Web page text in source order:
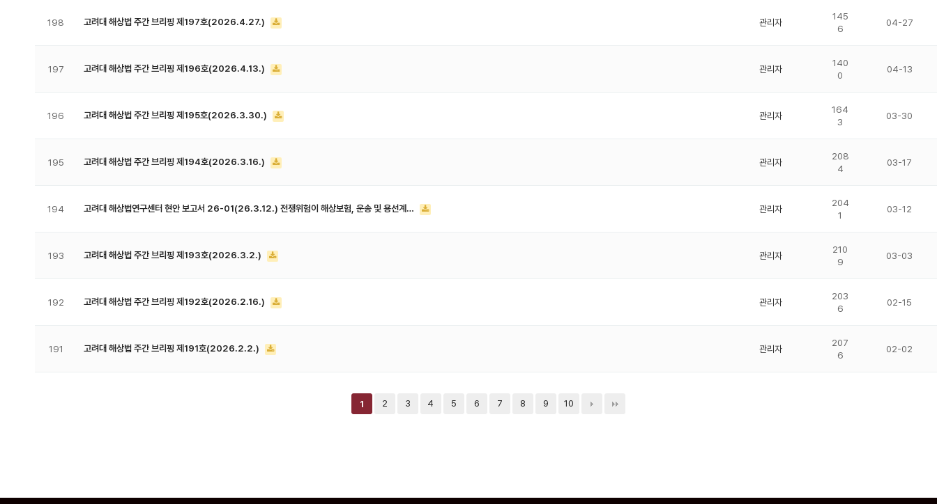
198 고려대 해상법 주간 브리핑 제197호(2026.4.27.) 관리자
145
6
04-27
197 고려대 해상법 주간 브리핑 제196호(2026.4.13.) 관리자
140
0
04-13
196 고려대 해상법 주간 브리핑 제195호(2026.3.30.) 관리자
164
3
03-30
195 고려대 해상법 주간 브리핑 제194호(2026.3.16.) 관리자
208
4
03-17
194 고려대 해상법연구센터 현안 보고서 26-01(26.3.12.) 전쟁위험이 해상보험, 운송 및 용선계… 관리자
204
1
03-12
193 고려대 해상법 주간 브리핑 제193호(2026.3.2.) 관리자
210
9
03-03
192 고려대 해상법 주간 브리핑 제192호(2026.2.16.) 관리자
203
6
02-15
191 고려대 해상법 주간 브리핑 제191호(2026.2.2.) 관리자
207
6
02-02
1 2 3 4 5 6 7 8 9 10